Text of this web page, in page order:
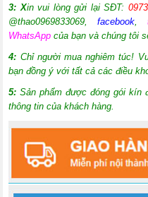
3: Xin vui lòng gửi lại SĐT:
@thao0969833069 ,facebook ,
WhatsAppcủa bạn và chúng tôi
4: Chỉ người mua nghiêm túc!
bạn đồng ý với tất cả các điều
5: Sản phẩm được đóng gói kín
thông tin của khách hàng.